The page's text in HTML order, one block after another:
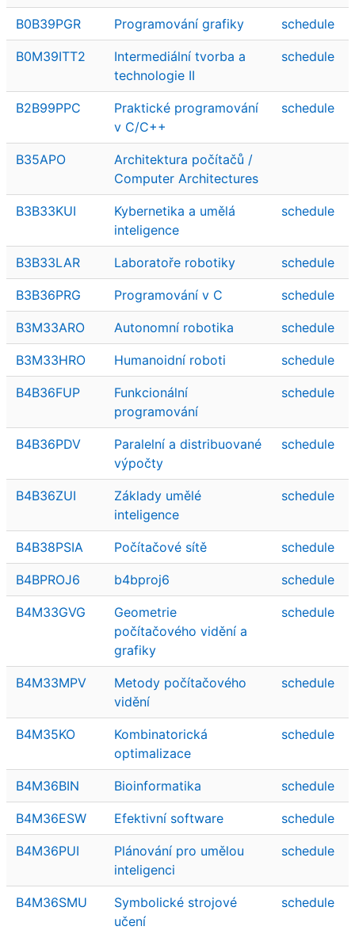
B0B39PGR Programování grafiky schedule
B0M39ITT2
Intermediální tvorba a
technologie II
schedule
B2B99PPC
Praktické programování
v C/C++
schedule
B35APO
Architektura počítačů /
Computer Architectures
B3B33KUI
Kybernetika a umělá
inteligence
schedule
B3B33LAR Laboratoře robotiky schedule
B3B36PRG Programování v C schedule
B3M33ARO Autonomní robotika schedule
B3M33HRO Humanoidní roboti schedule
B4B36FUP
Funkcionální
programování
schedule
B4B36PDV
Paralelní a distribuované
výpočty
schedule
B4B36ZUI
Základy umělé
inteligence
schedule
B4B38PSIA Počítačové sítě schedule
B4BPROJ6 b4bproj6 schedule
B4M33GVG
Geometrie
počítačového vidění a
grafiky
schedule
B4M33MPV
Metody počítačového
vidění
schedule
B4M35KO
Kombinatorická
optimalizace
schedule
B4M36BIN Bioinformatika schedule
B4M36ESW Efektivní software schedule
B4M36PUI
Plánování pro umělou
inteligenci
schedule
B4M36SMU
Symbolické strojové
učení
schedule